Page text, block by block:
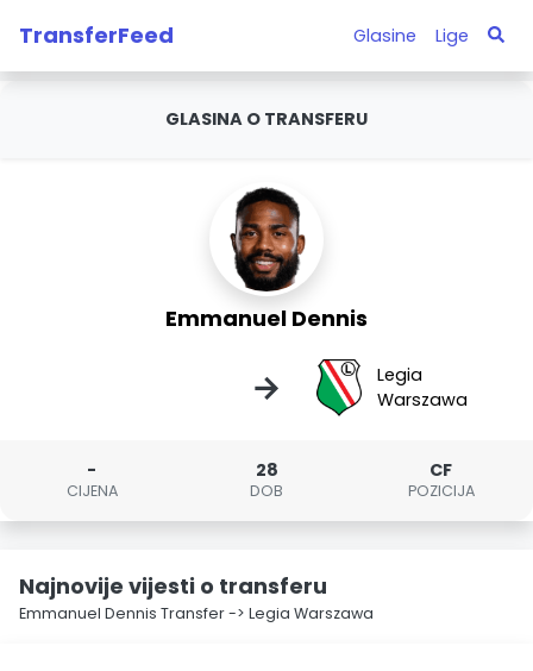
TransferFeed Glasine Lige
GLASINA O TRANSFERU
Emmanuel Dennis
→
Legia
Warszawa
-
CIJENA
28
DOB
CF
POZICIJA
Najnovije vijesti o transferu
Emmanuel Dennis Transfer -> Legia Warszawa